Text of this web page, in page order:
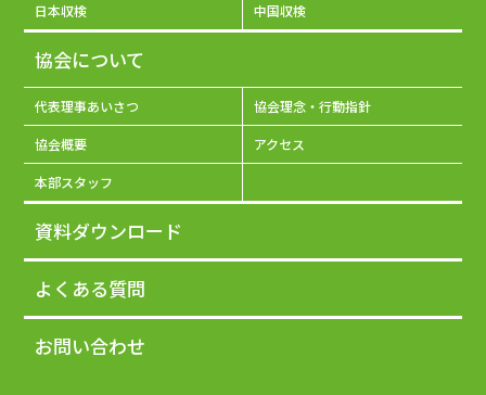
日本収検 中国収検
協会について
代表理事あいさつ 協会理念・行動指針
協会概要 アクセス
本部スタッフ
資料ダウンロード
よくある質問
お問い合わせ